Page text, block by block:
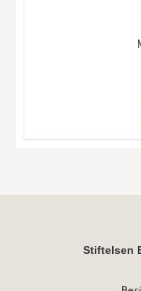
Stiftelsen